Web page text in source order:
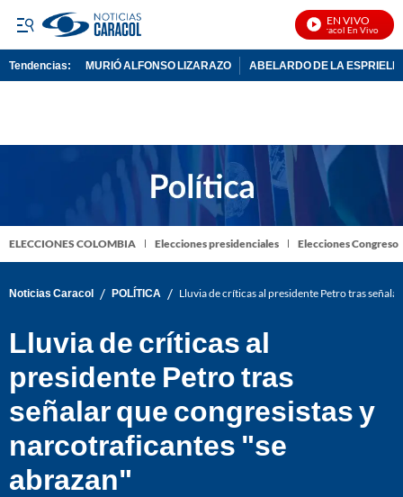
EN VIVO
Noticias Caracol En Vivo
Tendencias: MURIÓ ALFONSO LIZARAZO ABELARDO DE LA
ELECCIONES COLOMBIA Elecciones presidenciales Elecciones Congreso
Noticias Caracol / POLÍTICA / Lluvia de críticas al presidente Petro tras
Lluvia de críticas al
presidente Petro tras
señalar que congresistas y
narcotraficantes "se
abrazan"